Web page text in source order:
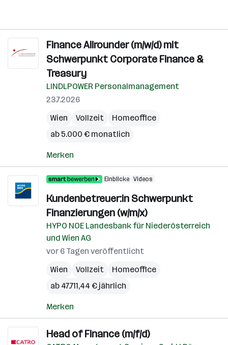
Finance Allrounder (m/w/d) mit
Schwerpunkt Corporate Finance &
Treasury
LINDLPOWER Personalmanagement
23.7.2026
Wien
Vollzeit
Homeoffice
ab 5.000 € monatlich
Merken
Einblicke Videos
Kundenbetreuer:in Schwerpunkt
Finanzierungen (w/m/x)
HYPO NOE Landesbank für Niederösterreich
und Wien AG
vor 6 Tagen veröffentlicht
Wien
Vollzeit
Homeoffice
ab 47.711,44 € jährlich
Merken
Head of Finance (m/f/d)